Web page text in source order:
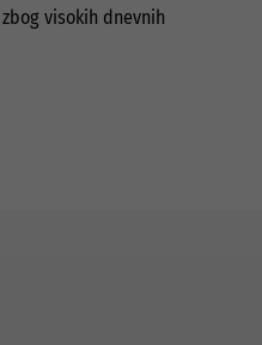
visokih dnevnih